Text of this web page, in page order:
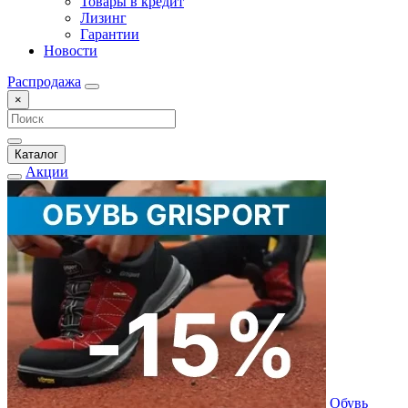
Лизинг
Гарантии
Новости
Распродажа
×
Каталог
Акции
Обувь